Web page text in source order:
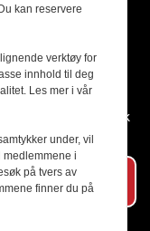
og presseetikken slik
kan reservere
verktøy for
innhold til deg
Les mer i vår
under, vil
medlemmene i
på tvers av
finner du på